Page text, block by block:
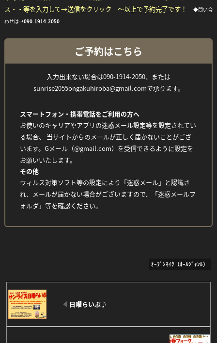
ス・・等を入力して→送信をクリック ～以上で予約完了です！
◆問い合
わせは→090-1914-2050
ご予約はこちら
入力出来ない場合は090-1914-2050、または
sunrise2055ongakuhiroba@gmail.comで承ります。
スマートフォン・携帯電話をご利用の方へ
お使いのキャリアやアプリの迷惑メール設定等を設定されてい
る場合、 当サイトからのメールが正しく届かないことがござ
います。Gメール（@gmail.com）を受信できるように設定を
お願いいたします。
その他
ウィルス対策ソフト等の設定により「迷惑メール」と認識さ
れ、メールが届かない場合がございますので、「迷惑メールフ
ォルダ」等を確認ください。
Facebook
Twitter
Line
ｵｰﾌﾟﾝﾏｲｸ（ｵｰﾙｼﾞｬﾝﾙ）
日曜らいぶ♪